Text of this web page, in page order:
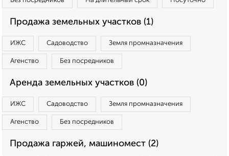
Продажа земельных участков (1)
ИЖС Садоводство Земля промназначения
Агенство Без посредников
Аренда земельных участков (0)
ИЖС Садоводство Земля промназначения
Агенство Без посредников
Продажа гаржей, машиномест (2)